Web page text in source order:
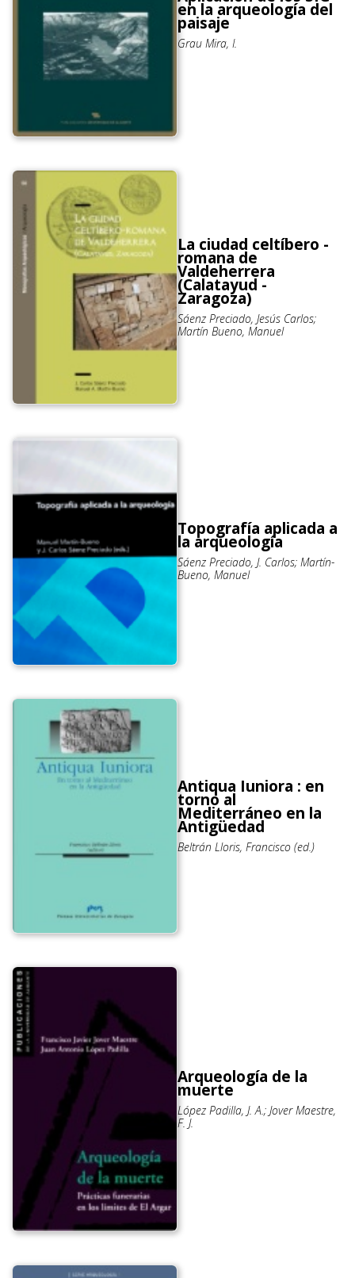
en la arqueología del
paisaje
Grau Mira, I.
La ciudad celtíbero -
romana de
Valdeherrera
(Calatayud -
Zaragoza)
Sáenz Preciado, Jesús Carlos;
Martín Bueno, Manuel
Topografía aplicada a
la arqueología
Sáenz Preciado, J. Carlos; Martín-
Bueno, Manuel
Antiqua Iuniora : en
torno al
Mediterráneo en la
Antigüedad
Beltrán Lloris, Francisco (ed.)
Arqueología de la
muerte
López Padilla, J. A.; Jover Maestre,
F. J.